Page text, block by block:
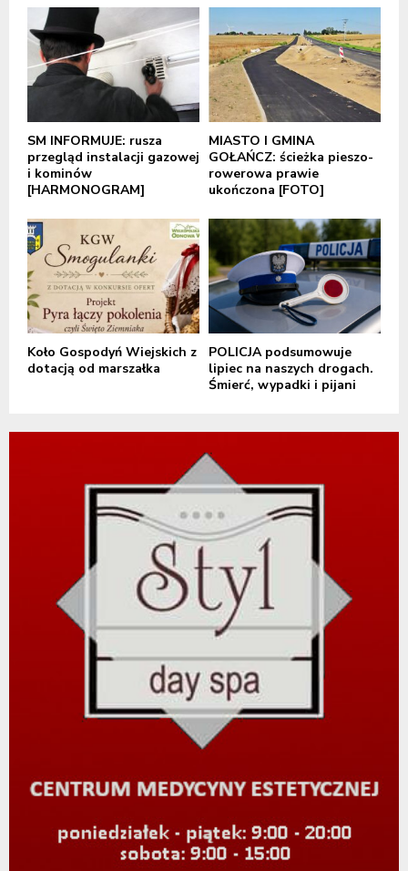
SM INFORMUJE: rusza
przegląd instalacji gazowej
i kominów
[HARMONOGRAM]
MIASTO I GMINA
GOŁAŃCZ: ścieżka pieszo-
rowerowa prawie
ukończona [FOTO]
Koło Gospodyń Wiejskich z
dotacją od marszałka
POLICJA podsumowuje
lipiec na naszych drogach.
Śmierć, wypadki i pijani